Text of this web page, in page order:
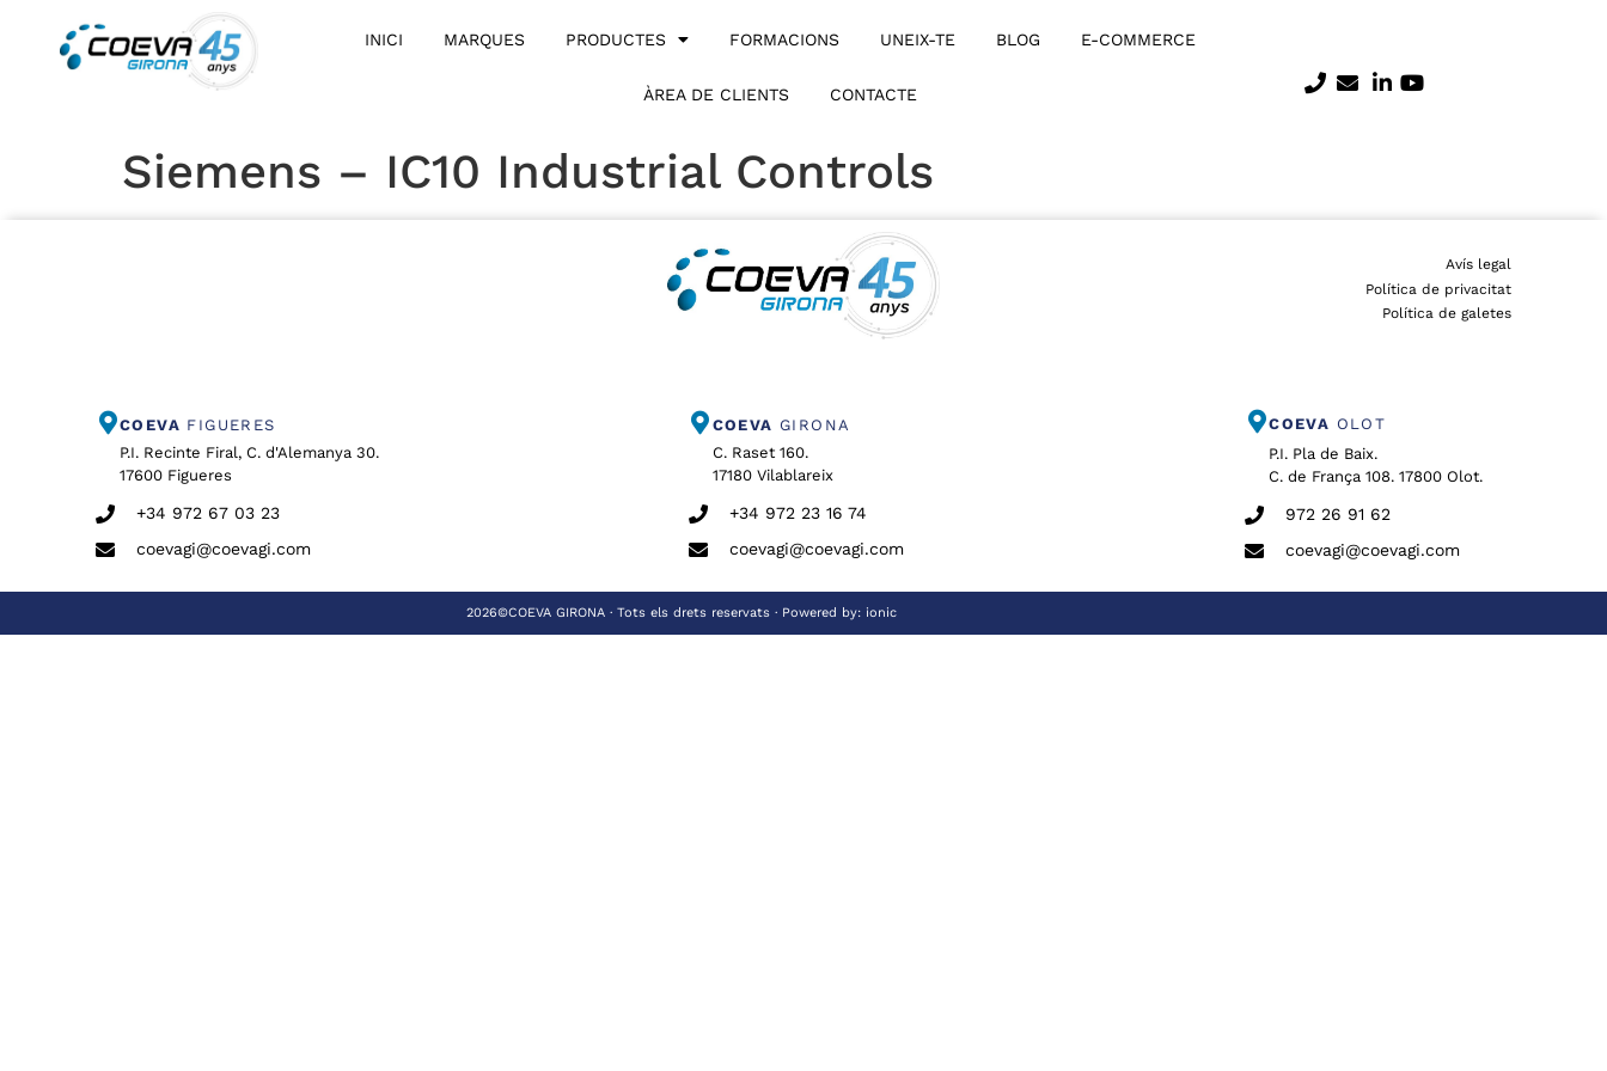
INICI MARQUES PRODUCTES FORMACIONS UNEIX-TE BLOG E-COMMERCE
ÀREA DE CLIENTS CONTACTE
Siemens – IC10 Industrial Controls
Avís legal
Política de privacitat
Política de galetes
COEVA FIGUERES
P.I. Recinte Firal, C. d'Alemanya 30.
17600 Figueres
+34 972 67 03 23
coevagi@coevagi.com
COEVA GIRONA
C. Raset 160.
17180 Vilablareix
+34 972 23 16 74
coevagi@coevagi.com
COEVA OLOT
P.I. Pla de Baix.
C. de França 108. 17800 Olot.
972 26 91 62
coevagi@coevagi.com
2026©COEVA GIRONA · Tots els drets reservats · Powered by: ionic